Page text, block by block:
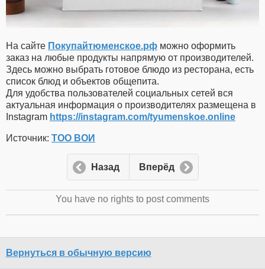
На сайте Покупайтюменское.рф можно оформить
заказ на любые продукты напрямую от производителей.
Здесь можно выбрать готовое блюдо из ресторана, есть
список блюд и объектов общепита.
Для удобства пользователей социальных сетей вся
актуальная информация о производителях размещена в
Instagram https://instagram.com/tyumenskoe.online
Источник: ТОО ВОИ
Назад Вперёд
You have no rights to post comments
Вернуться в обычную версию